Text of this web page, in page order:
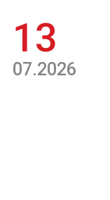
13
07.2026